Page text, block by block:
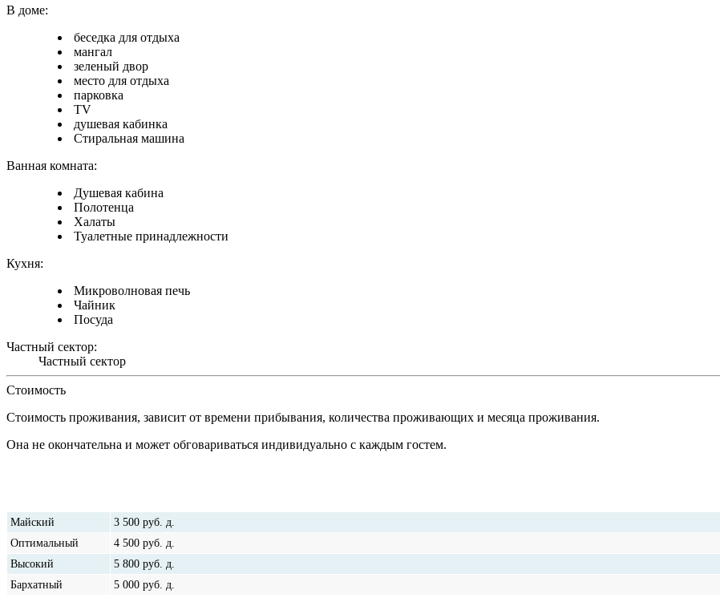
В доме:
беседка для отдыха
мангал
зеленый двор
место для отдыха
парковка
TV
душевая кабинка
Стиральная машина
Ванная комната:
Душевая кабина
Полотенца
Халаты
Туалетные принадлежности
Кухня:
Микроволновая печь
Чайник
Посуда
Частный сектор:
Частный сектор
Стоимость
Стоимость проживания, зависит от времени прибывания, количества проживающих и месяца проживания.
Она не окончательна и может обговариваться индивидуально с каждым гостем.
Майский 3 500 руб. д.
Оптимальный
4 500 руб. д.
Высокий
5 800 руб. д.
Бархатный
5 000 руб. д.